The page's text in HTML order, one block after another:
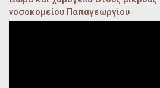
νοσοκομείου Παπαγεωργίου